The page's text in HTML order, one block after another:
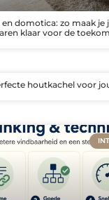
domotica: zo maak
klaar voor de
houtkachel voor